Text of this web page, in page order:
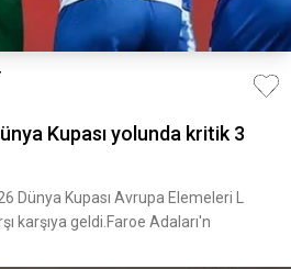
Kupası yolunda kritik 3
Dünya Kupası Avrupa Elemeleri L
karşıya geldi.Faroe Adaları'n